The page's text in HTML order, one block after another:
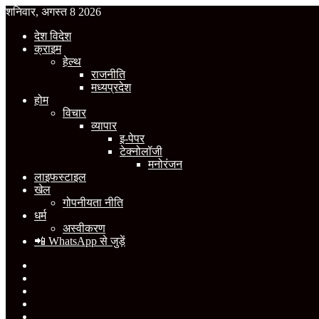
शनिवार, अगस्त 8 2026
देश विदेश
क्राइम
हेल्थ
राजनीति
मध्यप्रदेश
होम
विचार
व्यापार
इ-पेपर
टेक्नोलॉजी
मनोरंजन
लाइफस्टाइल
खेल
गोपनीयता नीति
धर्म
अस्वीकरण
📲 WhatsApp से जुड़ें